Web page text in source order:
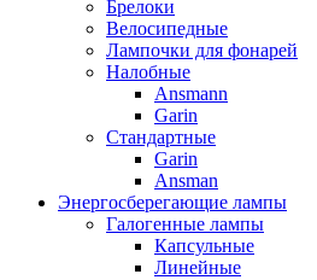
Брелоки
Велосипедные
Лампочки для фонарей
Налобные
Ansmann
Garin
Стандартные
Garin
Ansman
Энергосберегающие лампы
Галогенные лампы
Капсульные
Линейные